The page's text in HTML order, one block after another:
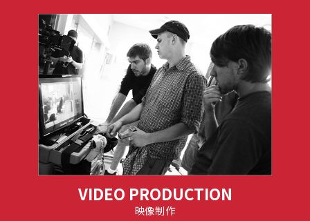
VIDEO PRODUCTION
映像制作